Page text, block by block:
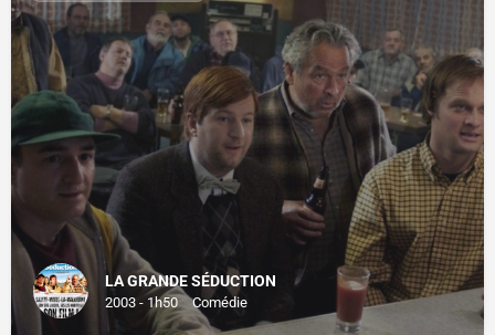
LA GRANDE SÉDUCTION
2003 - 1h50 Comédie